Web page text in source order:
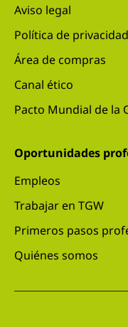
Aviso legal
Política de privacidad
Área de compras
Canal ético
Pacto Mundial de la
Oportunidades
Empleos
Trabajar en TGW
Primeros pasos
Quiénes somos